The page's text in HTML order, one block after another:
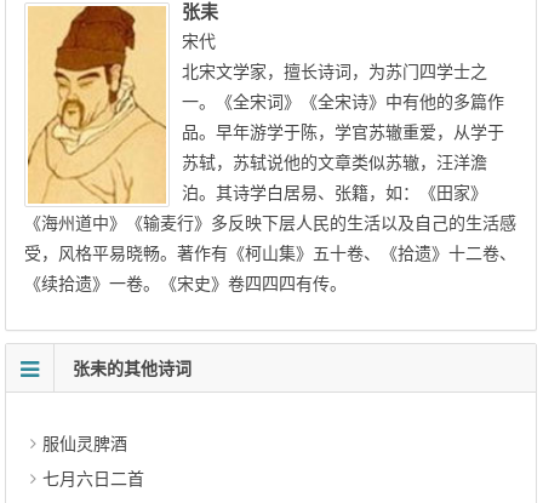
张耒
宋代
北宋文学家，擅长诗词，为苏门四学士之
一。《全宋词》《全宋诗》中有他的多篇作
品。早年游学于陈，学官苏辙重爱，从学于
苏轼，苏轼说他的文章类似苏辙，汪洋澹
泊。其诗学白居易、张籍，如：《田家》
《海州道中》《输麦行》多反映下层人民的生活以及自己的生活感
受，风格平易晓畅。著作有《柯山集》五十卷、《拾遗》十二卷、
《续拾遗》一卷。《宋史》卷四四四有传。
张耒的其他诗词
服仙灵脾酒
七月六日二首